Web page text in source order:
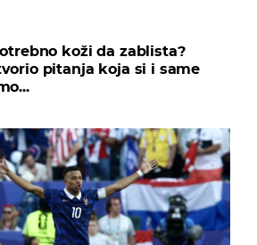
koži da zablista?
pitanja koja si i same